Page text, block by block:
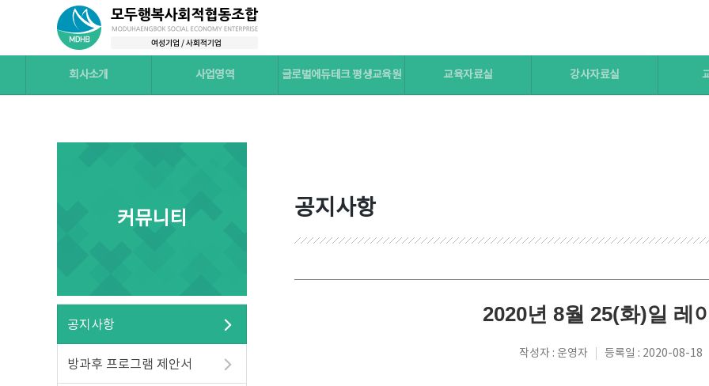
회사소개 사업영역 글로벌에듀테크 평생교육원 교육자료실 강사자료실
커뮤니티
공지사항
방과후 프로그램 제안서
공지사항
2020년 8월 25(화)일 레
작성자 : 운영자 등록일 : 2020-08-18